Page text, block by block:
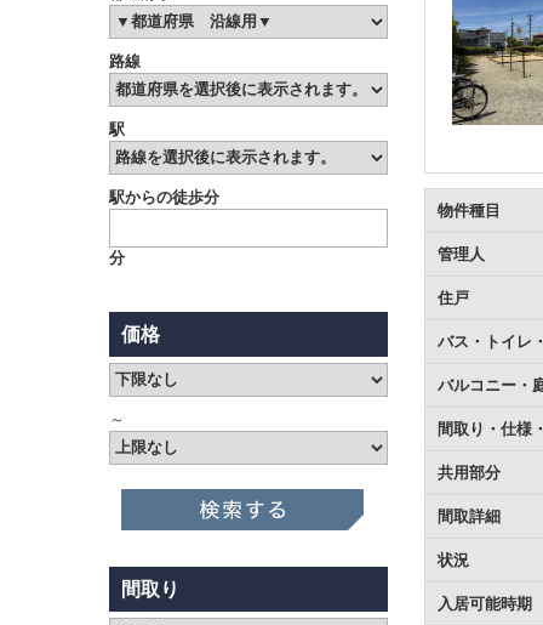
路線
駅
駅からの徒歩分
分
価格
～
間取り
物件種目
管理人
住戸
バス・トイレ
バルコニー・
間取り・仕様
共用部分
間取詳細
状況
入居可能時期